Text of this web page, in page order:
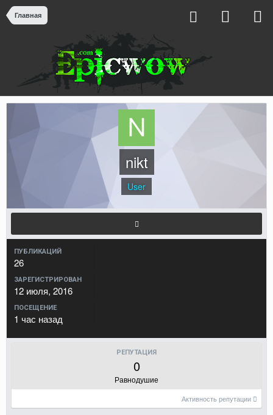
Главная
nikt
User
ПУБЛИКАЦИЙ
26
ЗАРЕГИСТРИРОВАН
12 июля, 2016
ПОСЕЩЕНИЕ
1 час назад
РЕПУТАЦИЯ
0
Равнодушие
Активность репутации